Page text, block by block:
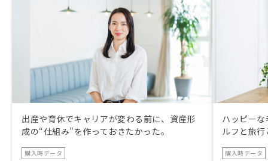
出産や育休でキャリアが変わる前に、資産形
成の“仕組み”を作っておきたかった。
購入時データ
ハッピー
ルフと旅
購入時データ